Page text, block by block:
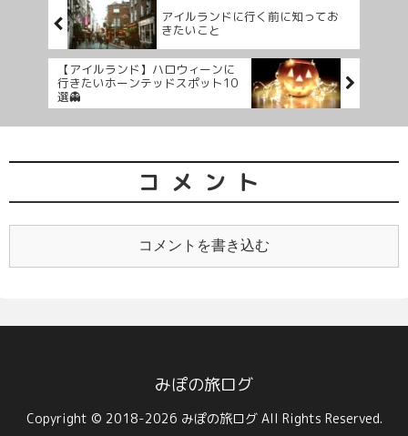
アイルランドに行く前に知ってお
きたいこと
【アイルランド】ハロウィーンに
行きたいホーンテッドスポット10
選👻
コメント
コメントを書き込む
みぽの旅ログ
Copyright © 2018-2026 みぽの旅ログ All Rights Reserved.